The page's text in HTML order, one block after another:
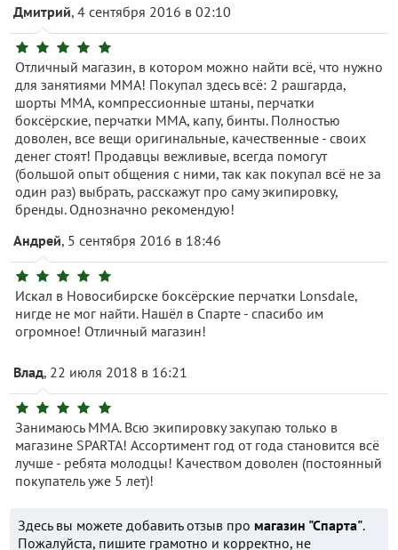
Дмитрий, 4 сентября 2016 в 02:10
Отличный магазин, в котором можно найти всё, что нужно
для занятиями ММА! Покупал здесь всё: 2 рашгарда,
шорты ММА, компрессионные штаны, перчатки
боксёрские, перчатки ММА, капу, бинты. Полностью
доволен, все вещи оригинальные, качественные - своих
денег стоят! Продавцы вежливые, всегда помогут
(большой опыт общения с ними, так как покупал всё не за
один раз) выбрать, расскажут про саму экипировку,
бренды. Однозначно рекомендую!
Андрей, 5 сентября 2016 в 18:46
Искал в Новосибирске боксёрские перчатки Lonsdale,
нигде не мог найти. Нашёл в Спарте - спасибо им
огромное! Отличный магазин!
Влад, 22 июля 2018 в 16:21
Занимаюсь ММА. Всю экипировку закупаю только в
магазине SPARTA! Ассортимент год от года становится всё
лучше - ребята молодцы! Качеством доволен (постоянный
покупатель уже 5 лет)!
Здесь вы можете добавить отзыв про магазин "Спарта".
Пожалуйста, пишите грамотно и корректно, не